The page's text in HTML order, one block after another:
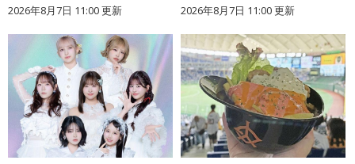
2026年8月7日 11:00更新 2026年8月7日 11:00更新